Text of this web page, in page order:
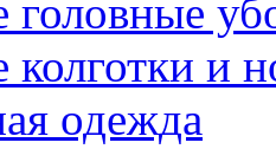
головные
колготки и
одежда